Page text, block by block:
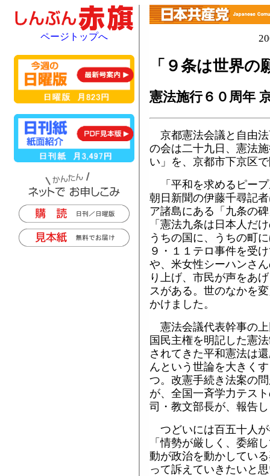
「９条は世界の
憲法施行６０周年
京都憲法会議と自由
の会は二十九日、憲法
い」を、京都市下京区
「平和を求めるピー
朝日新聞の伊藤千尋記
ア諸島にある「九条の
「憲法九条は日本人だ
うちの国に、うちの町
９・１１テロ事件を受
や、米女性シーハンさ
り上げ、市民が声をあ
スがある。世のなかを
かけました。
憲法会議代表幹事の
国民主権を明記した憲
されてきた平和憲法は
んという世論を大きく
つ。改憲手続き法案の
が、全国一斉学力テス
司・教文部長が、報告
つどいには百五十人
「情勢が厳しく、委縮
動が政治を動かしてい
って訴えていきたいと
ページトップへ